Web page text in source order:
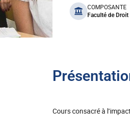
benefits
COMPOSANTE
Faculté de Droit
Cours consacré à